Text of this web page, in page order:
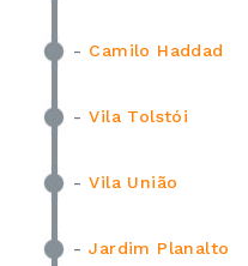
- Camilo Haddad
-Vila Tolstói
-Vila União
-Jardim Planalto